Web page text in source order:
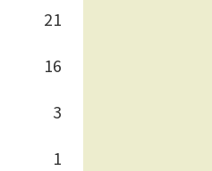
21
16
3
1